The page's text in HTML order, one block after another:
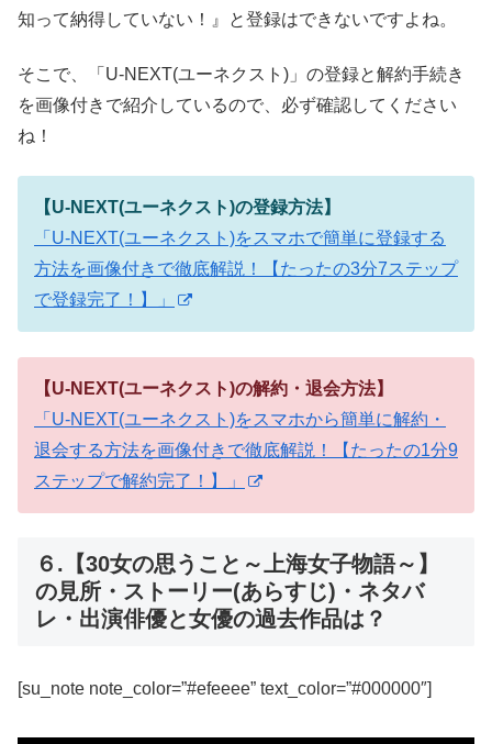
知って納得していない！』と登録はできないですよね。
そこで、「U-NEXT(ユーネクスト)」の登録と解約手続き
を画像付きで紹介しているので、必ず確認してください
ね！
【U-NEXT(ユーネクスト)の登録方法】
「U-NEXT(ユーネクスト)をスマホで簡単に登録する
方法を画像付きで徹底解説！【たったの3分7ステップ
で登録完了！】」
【U-NEXT(ユーネクスト)の解約・退会方法】
「U-NEXT(ユーネクスト)をスマホから簡単に解約・
退会する方法を画像付きで徹底解説！【たったの1分9
ステップで解約完了！】」
６.【30女の思うこと～上海女子物語～】
の見所・ストーリー(あらすじ)・ネタバ
レ・出演俳優と女優の過去作品は？
[su_note note_color=”#efeeee” text_color=”#000000″]